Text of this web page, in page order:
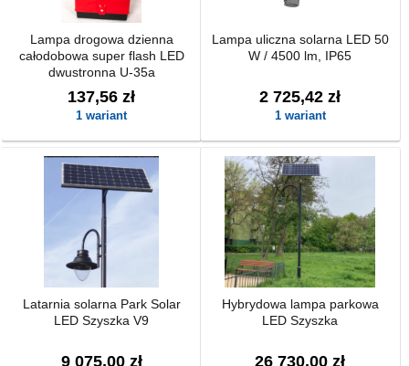
Lampa drogowa dzienna
całodobowa super flash LED
dwustronna U-35a
137,56 zł
1 wariant
Lampa uliczna solarna LED 50
W / 4500 lm, IP65
2 725,42 zł
1 wariant
Latarnia solarna Park Solar
LED Szyszka V9
9 075,00 zł
Hybrydowa lampa parkowa
LED Szyszka
26 730,00 zł